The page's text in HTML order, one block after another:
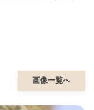
画像一覧へ